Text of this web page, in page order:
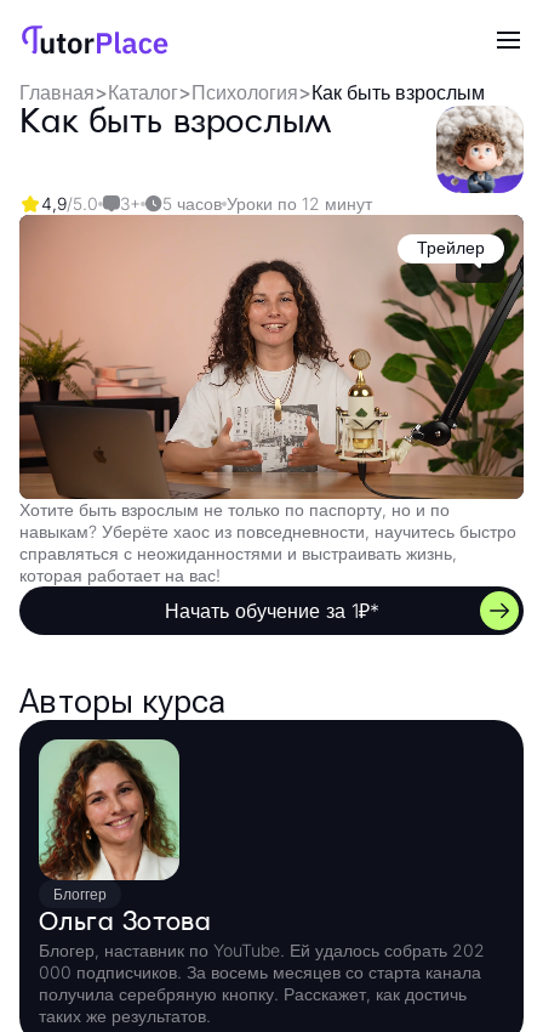
Главная>Каталог>Психология>Как быть взрослым
Как быть взрослым
4,9/5.0 3+ 5 часов Уроки по 12 минут
Трейлер
Хотите быть взрослым не только по паспорту, но и по
навыкам? Уберёте хаос из повседневности, научитесь быстро
справляться с неожиданностями и выстраивать жизнь,
которая работает на вас!
Начать обучение за 1₽*
Авторы курса
Блоггер
Ольга Зотова
Блогер, наставник по YouTube. ‌Ей удалось собрать 202
000 подписчиков. ‌За восемь месяцев со старта канала
получила серебряную кнопку. Расскажет, как достичь
таких же результатов.